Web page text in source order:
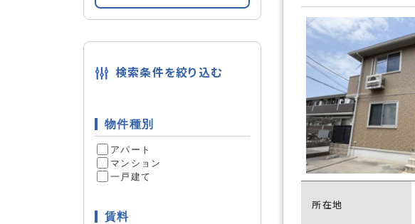
検索条件を絞り込む
物件種別
アパート
マンション
一戸建て
賃料
宅配ボックス
内装 フローリング
セキュリティ 管理人常駐
24時間緊急通報システム
所在地